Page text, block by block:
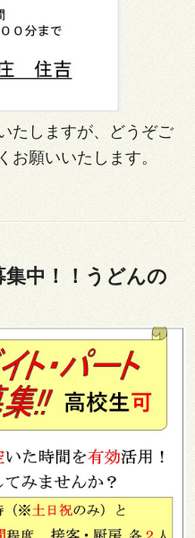
たしますが、どうぞご
お願いいたします。
中！！うどんの